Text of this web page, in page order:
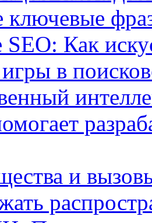
ключевые
Как
в
и